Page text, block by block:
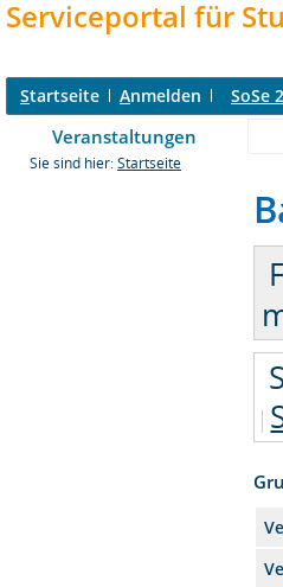
Serviceportal für
Startseite Anmelden SoSe
Veranstaltungen
Sie sind hier: Startseite